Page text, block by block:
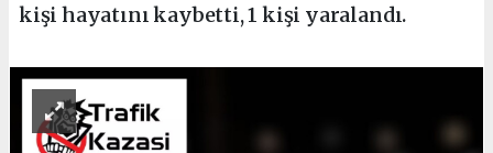
kişi hayatını kaybetti, 1 kişi yaralandı.